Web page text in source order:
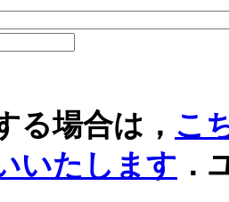
る場合は， こ
いたします ．